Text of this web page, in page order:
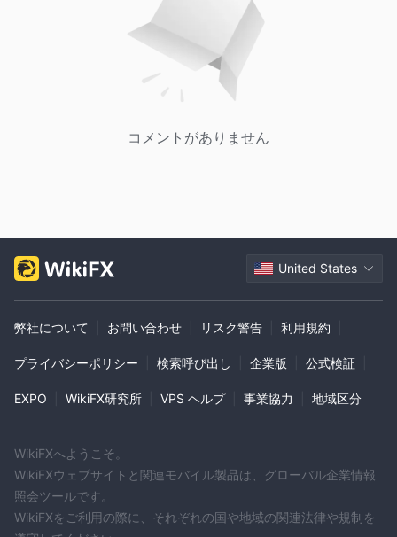
コメントがありません
United States
弊社について お問い合わせ リスク警告 利用規約
プライバシーポリシー 検索呼び出し 企業版 公式検証
EXPO WikiFX研究所 VPS ヘルプ 事業協力 地域区分
WikiFXへようこそ。
WikiFXウェブサイトと関連モバイル製品は、グローバル企業情報
照会ツールです。
WikiFXをご利用の際に、それぞれの国や地域の関連法律や規制を